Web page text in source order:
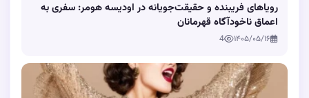
رویاهای فریبنده و حقیقت‌جویانه در اودیسه هومر: سفری به
اعماق ناخودآگاه قهرمانان
۱۴۰۵/۰۵/۱۶ 4